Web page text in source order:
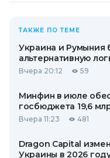
ТАКЖЕ ПО ТЕМЕ
Украина и Румыния
альтернативную
Вчера 20:12 59
Минфин в июле
госбюджета 19,6
Вчера 11:23 481
Dragon Capital
Украины в 2026